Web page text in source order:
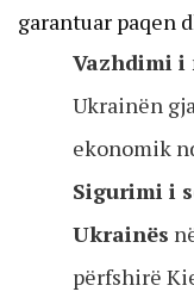
garantuar paqen
Vazhdimi i
Ukrainën
ekonomik
Sigurimi i
Ukrainës
përfshirë